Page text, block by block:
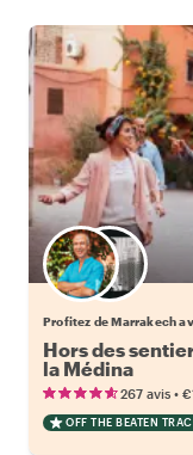
Profitez de Marrakech
Hors des
la Médina
267 avis •
OFF THE BEATEN